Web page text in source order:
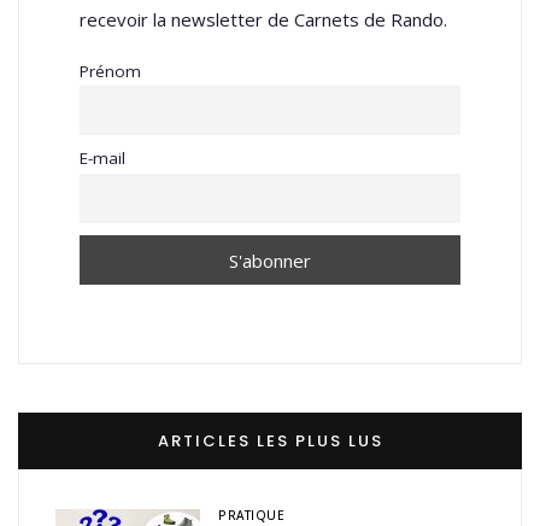
recevoir la newsletter de Carnets de Rando.
Prénom
E-mail
ARTICLES LES PLUS LUS
PRATIQUE